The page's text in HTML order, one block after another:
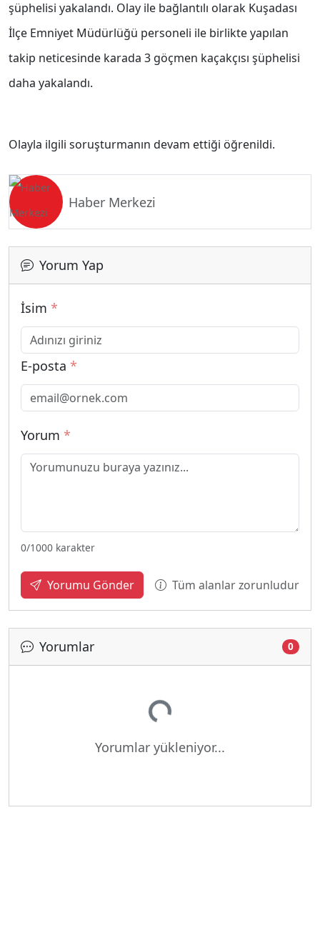
şüphelisi yakalandı. Olay ile bağlantılı olarak Kuşadası
İlçe Emniyet Müdürlüğü personeli ile birlikte yapılan
takip neticesinde karada 3 göçmen kaçakçısı şüphelisi
daha yakalandı.
Olayla ilgili soruşturmanın devam ettiği öğrenildi.
Haber Merkezi
Yorum Yap
İsim *
E-posta *
Yorum *
0/1000 karakter
Yorumu Gönder Tüm alanlar zorunludur
Yorumlar 0
Yükleniyor...
Yorumlar yükleniyor...